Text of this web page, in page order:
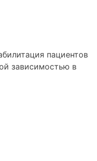
пациентов
зависимостью в